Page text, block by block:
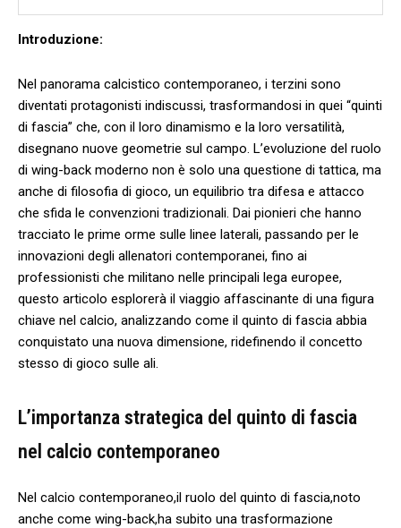
Introduzione:
Nel panorama ⁢calcistico contemporaneo, i terzini sono
diventati protagonisti indiscussi, trasformandosi in quei “quinti
di fascia” che, con il loro dinamismo e la loro ⁣versatilità,
disegnano nuove geometrie sul campo. L’evoluzione del⁢ ruolo
di wing-back moderno non è solo una questione di tattica, ma
anche di filosofia di gioco, un equilibrio tra difesa e attacco
che sfida le convenzioni tradizionali. Dai pionieri che hanno
tracciato le prime orme sulle linee laterali, passando per le
innovazioni degli allenatori contemporanei, fino‌ ai
professionisti che militano nelle principali lega europee,
questo articolo esplorerà il viaggio affascinante di una figura
chiave nel calcio, analizzando come il quinto di fascia ‌abbia
conquistato una nuova dimensione, ridefinendo il concetto⁢
stesso di gioco sulle ali.
L’importanza strategica del quinto di fascia
nel calcio contemporaneo
Nel calcio contemporaneo,il ​ruolo del quinto di fascia,noto
‌anche come wing-back,ha subito una trasformazione